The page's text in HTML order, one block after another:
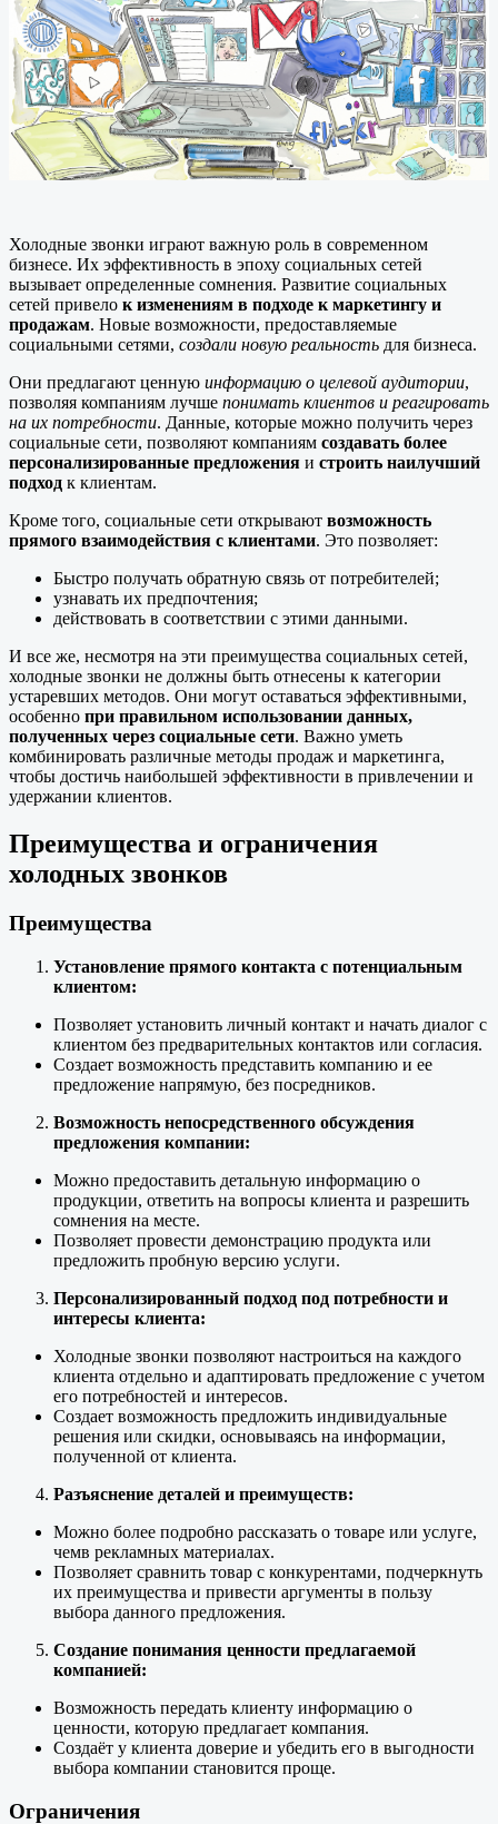
Холодные звонки играют важную роль в современном
бизнесе. Их эффективность в эпоху социальных сетей
вызывает определенные сомнения. Развитие социальных
сетей привело к изменениям в подходе к маркетингу и
продажам. Новые возможности, предоставляемые
социальными сетями, создали новую реальность для бизнеса.
Они предлагают ценную информацию о целевой аудитории,
позволяя компаниям лучше понимать клиентов и реагировать
на их потребности. Данные, которые можно получить через
социальные сети, позволяют компаниям создавать более
персонализированные предложения и строить наилучший
подход к клиентам.
Кроме того, социальные сети открывают возможность
прямого взаимодействия с клиентами. Это позволяет:
Быстро получать обратную связь от потребителей;
узнавать их предпочтения;
действовать в соответствии с этими данными.
И все же, несмотря на эти преимущества социальных сетей,
холодные звонки не должны быть отнесены к категории
устаревших методов. Они могут оставаться эффективными,
особенно при правильном использовании данных,
полученных через социальные сети. Важно уметь
комбинировать различные методы продаж и маркетинга,
чтобы достичь наибольшей эффективности в привлечении и
удержании клиентов.
Преимущества и ограничения
холодных звонков
Преимущества
Установление прямого контакта с потенциальным
клиентом:
Позволяет установить личный контакт и начать диалог с
клиентом без предварительных контактов или согласия.
Создает возможность представить компанию и ее
предложение напрямую, без посредников.
Возможность непосредственного обсуждения
предложения компании:
Можно предоставить детальную информацию о
продукции, ответить на вопросы клиента и разрешить
сомнения на месте.
Позволяет провести демонстрацию продукта или
предложить пробную версию услуги.
Персонализированный подход под потребности и
интересы клиента:
Холодные звонки позволяют настроиться на каждого
клиента отдельно и адаптировать предложение с учетом
его потребностей и интересов.
Создает возможность предложить индивидуальные
решения или скидки, основываясь на информации,
полученной от клиента.
Разъяснение деталей и преимуществ:
Можно более подробно рассказать о товаре или услуге,
чемв рекламных материалах.
Позволяет сравнить товар с конкурентами, подчеркнуть
их преимущества и привести аргументы в пользу
выбора данного предложения.
Создание понимания ценности предлагаемой
компанией:
Возможность передать клиенту информацию о
ценности, которую предлагает компания.
Создаёт у клиента доверие и убедить его в выгодности
выбора компании становится проще.
Ограничения